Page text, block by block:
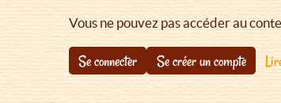
Vous ne pouvez pas accéder au
Se connecter Se créer un compte